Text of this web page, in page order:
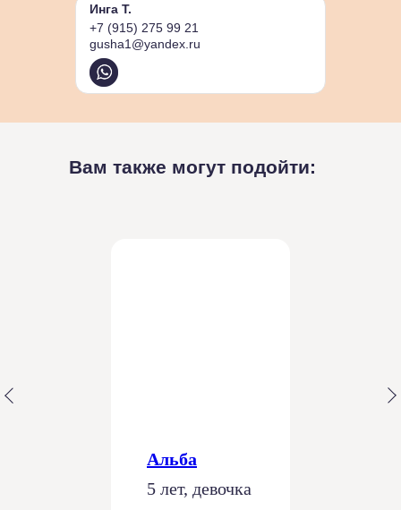
Инга Т.
+7 (915) 275 99 21
gusha1@yandex.ru
Вам также могут подойти:
Альба
5 лет, девочка